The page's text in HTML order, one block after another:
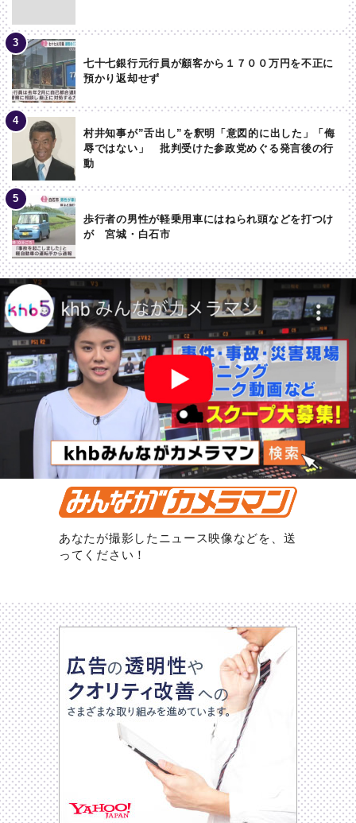
七十七銀行元行員が顧客から１７００万円を不正に
預かり返却せず
村井知事が”舌出し”を釈明「意図的に出した」「侮
辱ではない」 批判受けた参政党めぐる発言後の行
動
歩行者の男性が軽乗用車にはねられ頭などを打つけ
が 宮城・白石市
あなたが撮影したニュース映像などを、送
ってください！